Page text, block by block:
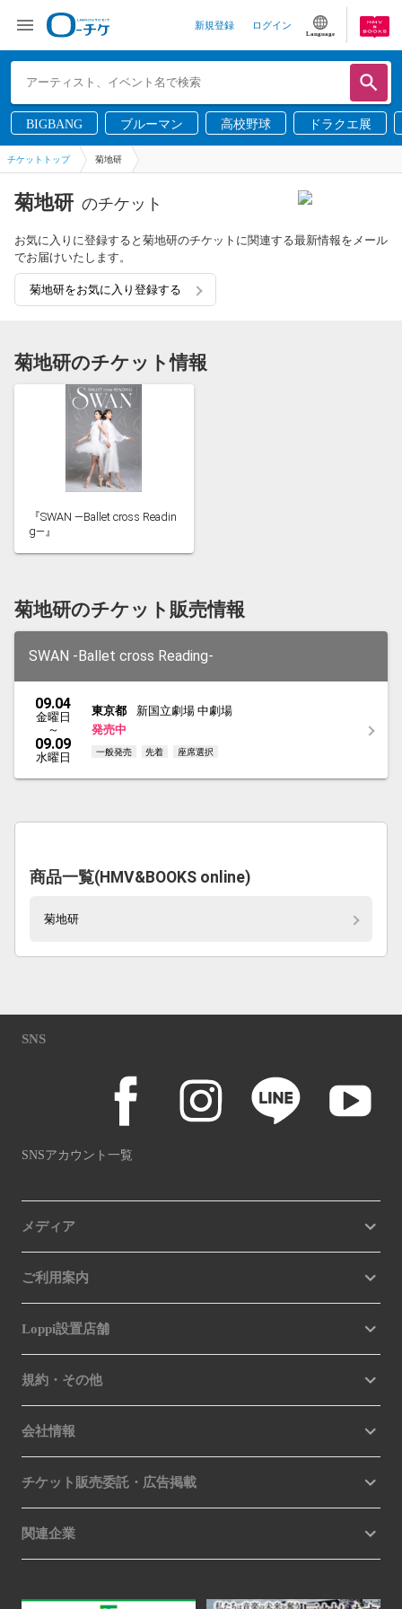
新規登録 ログイン
Language
BIGBANG ブルーマン 高校野球 ドラクエ展
チケットトップ 菊地研
菊地研 のチケット
お気に入りに登録すると菊地研のチケットに関連する最新情報をメール
でお届けいたします。
菊地研をお気に入り登録する
菊地研のチケット情報
『SWAN ―Ballet cross Readin
g―』
菊地研のチケット販売情報
SWAN -Ballet cross Reading-
09.04
金曜日
～
09.09
水曜日
東京都
新国立劇場 中劇場
発売中
一般発売 先着 座席選択
商品一覧(HMV&BOOKS online)
菊地研
SNS
SNSアカウント一覧
メディア
ご利用案内
Loppi設置店舗
規約・その他
会社情報
チケット販売委託・広告掲載
関連企業